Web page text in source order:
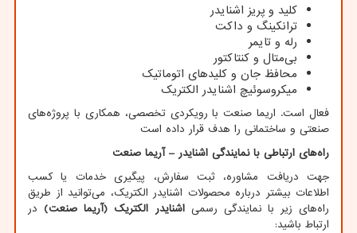
کلید و پریز اشنایدر
ترانکینگ و داکت
رله و تایمر
بی‌متال و کنتاکتور
محافظ جان و کلیدهای اتوماتیک
میکروسوئیچ اشنایدر الکتریک
فعال است. اریما صنعت با رویکردی تخصصی، همکاری با پروژه‌های
صنعتی و ساختمانی را هدف قرار داده است
راه‌های ارتباطی با نمایندگی اشنایدر –آریما صنعت
جهت دریافت مشاوره، ثبت سفارش، پیگیری خدمات یا کسب
اطلاعات بیشتر درباره محصولات اشنایدر الکتریک، می‌توانید از طریق
راه‌های زیر با نمایندگی رسمیاشنایدر الکتریک(آریما صنعت) در
ارتباط باشید: